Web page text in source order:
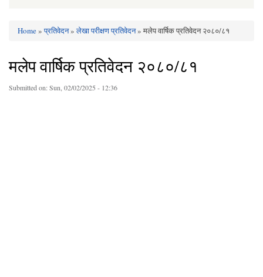
You are here
Home»प्रतिवेदन»लेखा परीक्षण प्रतिवेदन» मलेप वार्षिक प्रतिवेदन २०८०/८१
मलेप वार्षिक प्रतिवेदन २०८०/८१
Submitted on:Sun, 02/02/2025 - 12:36